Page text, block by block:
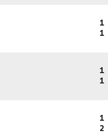
1
1
1
1
1
2